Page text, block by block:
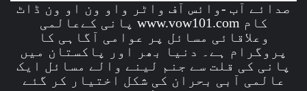
صدائے آب -وائس آف واٹر واو ون او ون ڈاٹ
کام www.vow101.com پانی کےعالمی
وعلاقائی مسائل پر عوامی آگاہی کا
پروگرام ہے۔ دنیا بھر اور پاکستان میں
پانی کی قلت سے جنم لینے والے مسائل ایک
عالمی آبی بحران کی شکل اختیار کر گئے